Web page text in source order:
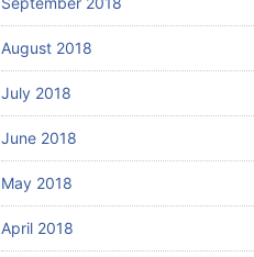
August 2018
July 2018
June 2018
May 2018
April 2018